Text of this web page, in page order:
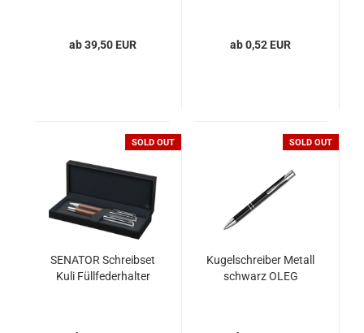
ab 39,50 EUR ab 0,52 EUR
SOLD OUT
SENATOR Schreibset
Kuli Füllfederhalter
SOLD OUT
Kugelschreiber Metall
schwarz OLEG